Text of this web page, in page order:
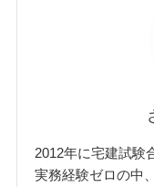
2012年に宅建試験
実務経験ゼロの中